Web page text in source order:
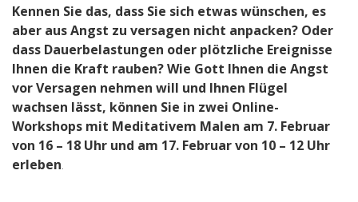
Kennen Sie das, dass Sie sich etwas wünschen, es
aber aus Angst zu versagen nicht anpacken? Oder
dass Dauerbelastungen oder plötzliche Ereignisse
Ihnen die Kraft rauben?Wie Gott Ihnen die Angst
vor Versagen nehmen will und Ihnen Flügel
wachsen lässt, können Sie in zwei Online-
Workshops mit Meditativem Malen am 7. Februar
von 16 – 18 Uhr und am 17. Februar von 10 – 12 Uhr
erleben.